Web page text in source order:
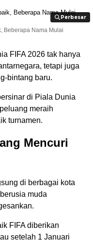
Perbesar
Perbesar
Beberapa Nama Mulai
FIFA 2026 tak hanya
tetapi juga
bintang baru.
di Piala Dunia
meraih
turnamen.
Mencuri
di berbagai kota
muda
FIFA diberikan
setelah 1 Januari